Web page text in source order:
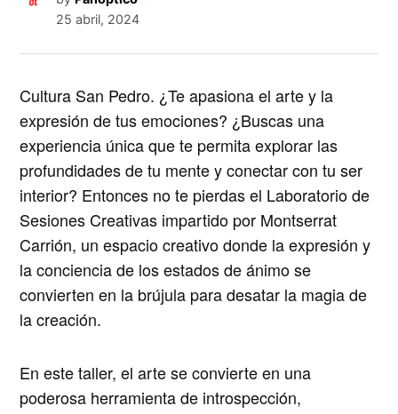
25 abril, 2024
Cultura San Pedro. ¿Te apasiona el arte y la
expresión de tus emociones? ¿Buscas una
experiencia única que te permita explorar las
profundidades de tu mente y conectar con tu ser
interior? Entonces no te pierdas el Laboratorio de
Sesiones Creativas impartido por Montserrat
Carrión, un espacio creativo donde la expresión y
la conciencia de los estados de ánimo se
convierten en la brújula para desatar la magia de
la creación.
En este taller,el arte se convierte en una
poderosa herramienta de introspección,